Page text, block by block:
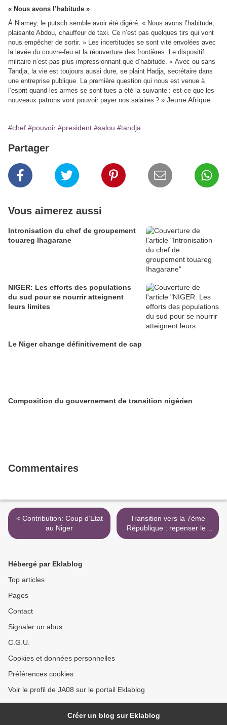
« Nous avons l’habitude »
À Niamey, le putsch semble avoir été digéré. « Nous avons l’habitude,
plaisante Abdou, chauffeur de taxi. Ce n’est pas quelques tirs qui vont
nous empêcher de sortir. » Les incertitudes se sont vite envolées avec
la levée du couvre-feu et la réouverture des frontières. Le dispositif
militaire n’est pas plus impressionnant que d’habitude. « Avec ou sans
Tandja, la vie est toujours aussi dure, se plaint Hadja, secrétaire dans
une entreprise publique. La première question qui nous est venue à
l’esprit quand les armes se sont tues a été la suivante : est-ce que les
nouveaux patrons vont pouvoir payer nos salaires ? » Jeune Afrique
#chef #pouvoir #president #salou #tandja
Partager
Vous aimerez aussi
Intronisation du chef de groupement
touareg Ihagarane
NIGER: Les efforts des populations
du sud pour se nourrir atteignent
leurs limites
Le Niger change définitivement de cap
Composition du gouvernement de transition nigérien
Commentaires
< Contribution: Coup d’Etat
au Niger
Transition vers la 7ème
République : repenser les
politiques de
Hébergé par Eklablog
Top articles
Pages
Contact
Signaler un abus
C.G.U.
Cookies et données personnelles
Préférences cookies
Voir le profil de JA08 sur le portail Eklablog
Créer un blog sur Eklablog